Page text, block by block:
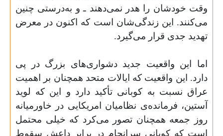
وقت خودشان را هدر نمی‌دهند ـ و به‌درستی چنین
می‌کنند. این زندگی‌شان است که اکنون در معرض
تهدید جدی قرار می‌گیرد.
اما این واقعیت جدید دشواری‌های بزرگ در پی
دارد. این واقعیت که ایالات متحد همچنان بر اهمیت
عراق نسبت به کوبانی تأکید دارد و این که لوید
آستین، فرمانده‌ی نظامیان امریکایی در خاورمیانه
روز جمعه همچنان تصور می‌کرد که خیلی محتمل
است که کوبانی سرانجام در برابر داعش سقوط